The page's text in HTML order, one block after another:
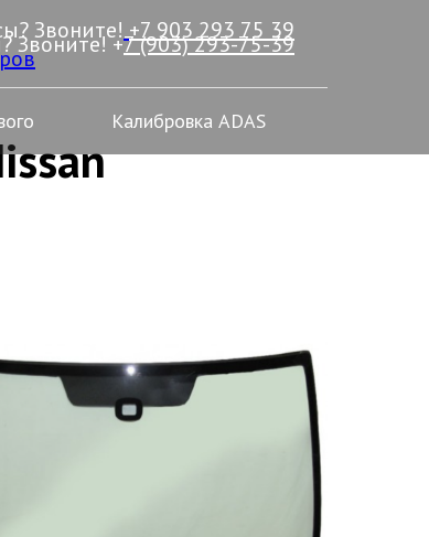
Звоните! +7 903 293 75 39
Калибровка ADAS
Звоните! +7 (903) 293-75-39